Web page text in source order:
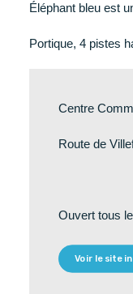
Éléphant bleu est
Portique, 4 pistes
Centre
Route de
Ouvert tous
Voir le site